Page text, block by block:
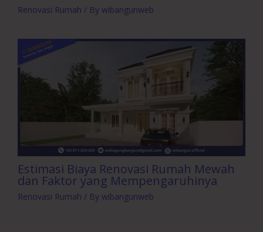
Renovasi Rumah / By wibangunweb
Estimasi Biaya Renovasi Rumah Mewah
dan Faktor yang Mempengaruhinya
Renovasi Rumah / By wibangunweb